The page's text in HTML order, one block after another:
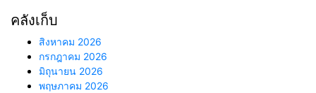
คลังเก็บ
สิงหาคม 2026
กรกฎาคม 2026
มิถุนายน 2026
พฤษภาคม 2026